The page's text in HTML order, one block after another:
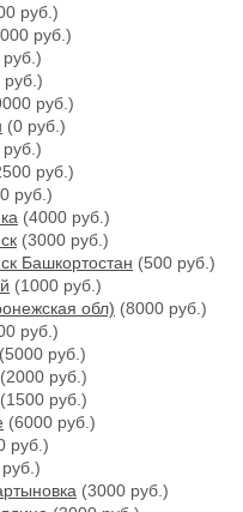
руб.)
руб.)
руб.)
руб.)
(0 руб.)
руб.)
руб.)
(4000 руб.)
(3000 руб.)
Башкортостан (500 руб.)
(1000 руб.)
обл) (8000 руб.)
руб.)
(5000 руб.)
(2000 руб.)
(1500 руб.)
(6000 руб.)
руб.)
(3000 руб.)